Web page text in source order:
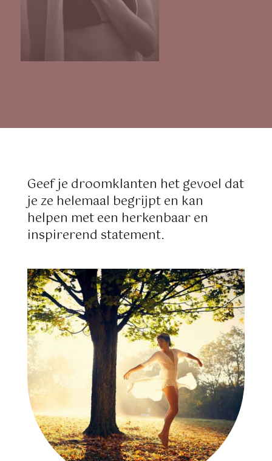
Geef je droomklanten het gevoel dat
je ze helemaal begrijpt en kan
helpen met een herkenbaar en
inspirerend statement.